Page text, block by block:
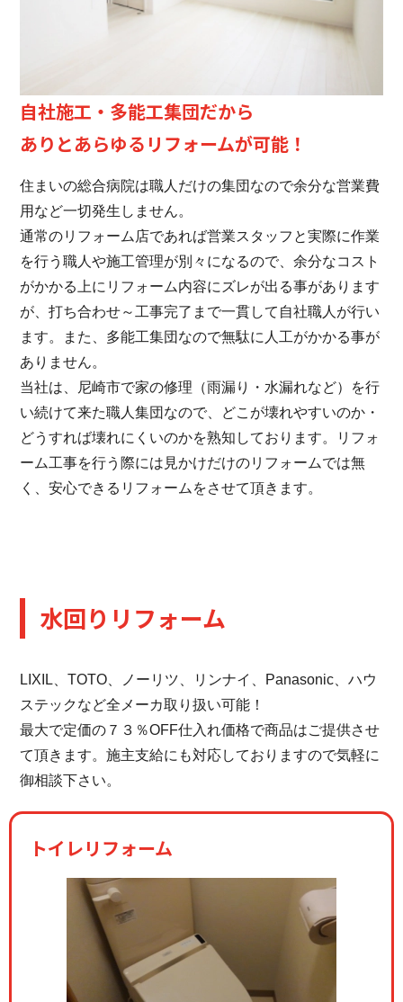
自社施工・多能工集団だから
ありとあらゆるリフォームが可能！
住まいの総合病院は職人だけの集団なので余分な営業費
用など一切発生しません。
通常のリフォーム店であれば営業スタッフと実際に作業
を行う職人や施工管理が別々になるので、余分なコスト
がかかる上にリフォーム内容にズレが出る事があります
が、打ち合わせ～工事完了まで一貫して自社職人が行い
ます。また、多能工集団なので無駄に人工がかかる事が
ありません。
当社は、尼崎市で家の修理（雨漏り・水漏れなど）を行
い続けて来た職人集団なので、どこが壊れやすいのか・
どうすれば壊れにくいのかを熟知しております。リフォ
ーム工事を行う際には見かけだけのリフォームでは無
く、安心できるリフォームをさせて頂きます。
水回りリフォーム
LIXIL、TOTO、ノーリツ、リンナイ、Panasonic、ハウ
ステックなど全メーカ取り扱い可能！
最大で定価の７３％OFF仕入れ価格で商品はご提供させ
て頂きます。施主支給にも対応しておりますので気軽に
御相談下さい。
トイレリフォーム